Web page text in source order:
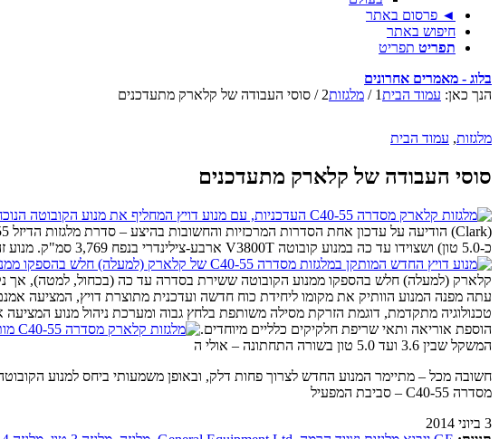
◄ פרסום באתר
חיפוש באתר
תפריט תפריט
בלוג - מאמרים אחרונים
הנך כאן: עמוד הבית1
/ מלגזות2
/ סוסי העבודה של קלארק מתעדכנים
מלגזות, עמוד הבית
סוסי העבודה של קלארק מתעדכנים
כ-5.0 טון) ושצוידו עד כה במנוע קובוטה V3800T ארבע-צילינדרי בנפח 3,769 סמ"ק. מנוע זה ייצר 93.6 כ"ס מרביים ב-2,400 סל"ד.
קלארק (למעלה) חלש בהספקו ממנוע הקובוטה ששירת בסדרה עד כה (בכחול, למטה), אך
טכנולוגיה מתקדמת, דוגמת הזרקת מסילה משותפת בלחץ גבוה ומערכת ניהול מנוע
הוספת אוריאה ותאי שריפת חלקיקים כלליים מיוחדים.
המשקל שבין 3.6 ועד 5.0 טון בשורה התחתונה – אולי ה
חשובה מכל – מתיימר המנוע החדש לצרוך פחות דלק, ובאופן משמעותי ביחס למנוע
מסדרה C40-55 – סביבת המפעיל
3 ביוני 2014